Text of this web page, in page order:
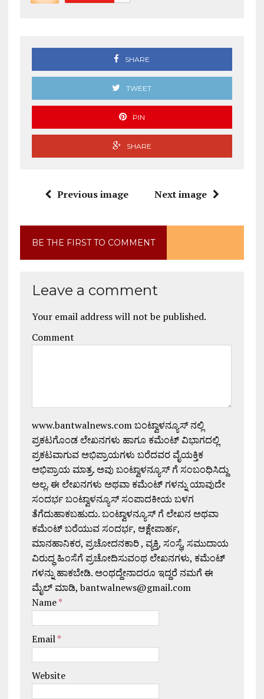
SHARE
TWEET
PIN
SHARE
Previous image Next image
BE THE FIRST TO COMMENT
Leave a comment
Your email address will not be published.
Comment
www.bantwalnews.com ಬಂಟ್ವಾಳನ್ಯೂಸ್ ನಲ್ಲಿ
ಪ್ರಕಟಗೊಂಡ ಲೇಖನಗಳು ಹಾಗೂ ಕಮೆಂಟ್ ವಿಭಾಗದಲ್ಲಿ
ಪ್ರಕಟವಾಗುವ ಅಭಿಪ್ರಾಯಗಳು ಬರೆದವರ ವೈಯಕ್ತಿಕ
ಅಭಿಪ್ರಾಯ ಮಾತ್ರ. ಅವು ಬಂಟ್ವಾಳನ್ಯೂಸ್ ಗೆ ಸಂಬಂಧಿಸಿದ್ದು
ಅಲ್ಲ. ಈ ಲೇಖನಗಳು ಅಥವಾ ಕಮೆಂಟ್ ಗಳನ್ನು ಯಾವುದೇ
ಸಂದರ್ಭ ಬಂಟ್ವಾಳನ್ಯೂಸ್ ಸಂಪಾದಕೀಯ ಬಳಗ
ತೆಗೆದುಹಾಕಬಹುದು. ಬಂಟ್ವಾಳನ್ಯೂಸ್ ಗೆ ಲೇಖನ ಅಥವಾ
ಕಮೆಂಟ್ ಬರೆಯುವ ಸಂದರ್ಭ, ಆಕ್ಷೇಪಾರ್ಹ,
ಮಾನಹಾನಿಕರ, ಪ್ರಚೋದನಕಾರಿ , ವ್ಯಕ್ತಿ, ಸಂಸ್ಥೆ, ಸಮುದಾಯ
ವಿರುದ್ಧ ಹಿಂಸೆಗೆ ಪ್ರಚೋದಿಸುವಂಥ ಲೇಖನಗಳು, ಕಮೆಂಟ್
ಗಳನ್ನು ಹಾಕಬೇಡಿ. ಅಂಥದ್ದೇನಾದರೂ ಇದ್ದರೆ ನಮಗೆ ಈ
ಮೈಲ್ ಮಾಡಿ, bantwalnews@gmail.com
Name*
Email*
Website